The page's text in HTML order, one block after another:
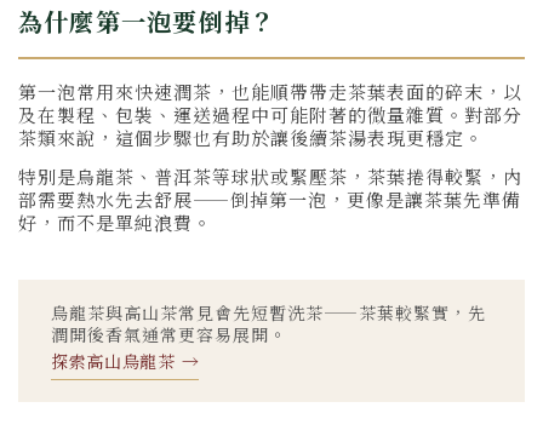
為什麼第一泡要倒掉？
第一泡常用來快速潤茶，也能順帶帶走茶葉表面的碎末，以
及在製程、包裝、運送過程中可能附著的微量雜質。對部分
茶類來說，這個步驟也有助於讓後續茶湯表現更穩定。
特別是烏龍茶、普洱茶等球狀或緊壓茶，茶葉捲得較緊，內
部需要熱水先去舒展——倒掉第一泡，更像是讓茶葉先準備
好，而不是單純浪費。
烏龍茶與高山茶常見會先短暫洗茶——茶葉較緊實，先
潤開後香氣通常更容易展開。
探索高山烏龍茶 →